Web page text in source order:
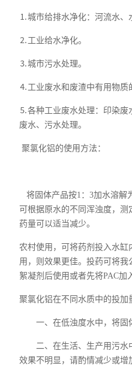
⒈城市给排水净化：河流水、
⒉工业给水净化。
⒊城市污水处理。
⒋工业废水和废渣中有用物质
⒌各种工业废水处理：印染废
废水、污水处理。
聚氯化铝的使用方法：
将固体产品按1：3加水溶解
可根据原水的不同浑浊度，
药量可以适当减少。
农村使用，可将药剂投入水
用，则效果更佳。投药可将
絮凝剂后使用或者先将PAC
聚氯化铝在不同水质中的投加
一、在低浊度水中，将固体
二、在生活、生产用污水
效果不明显，请酌情减少或增